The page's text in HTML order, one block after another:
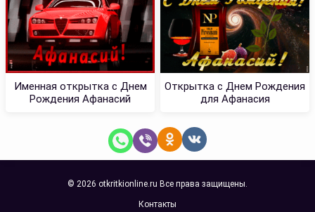
Именная открытка с Днем
Рождения Афанасий
Открытка с Днем Рождения
для Афанасия
© 2026 otkritkionline.ru Все права защищены.
Контакты